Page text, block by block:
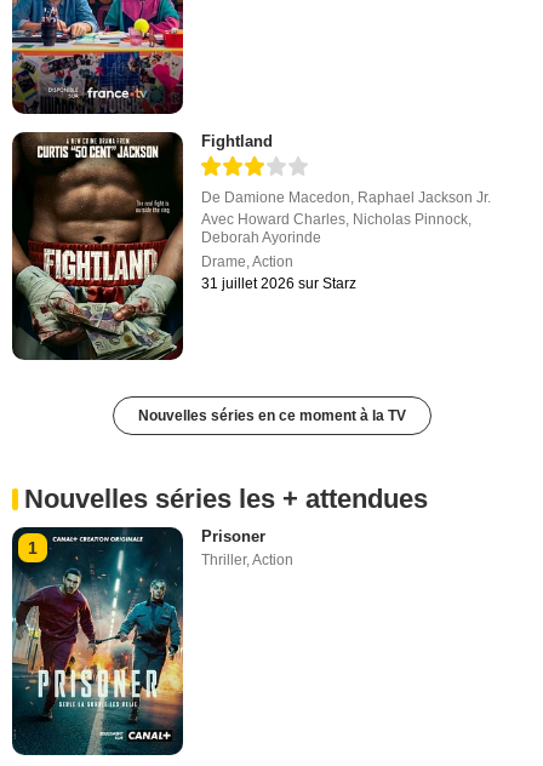
Fightland
De Damione Macedon Raphael Jackson Jr.
Avec Howard Charles Nicholas Pinnock
Deborah Ayorinde
Drame ,Action
31 juillet 2026 sur Starz
Nouvelles séries en ce moment à la TV
Nouvelles séries les + attendues
1
Prisoner
Thriller,Action